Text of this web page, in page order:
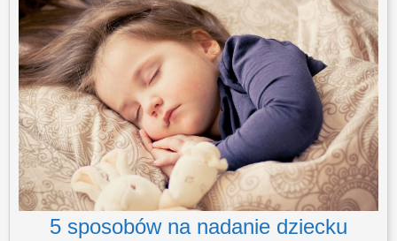
5 sposobów na nadanie dziecku